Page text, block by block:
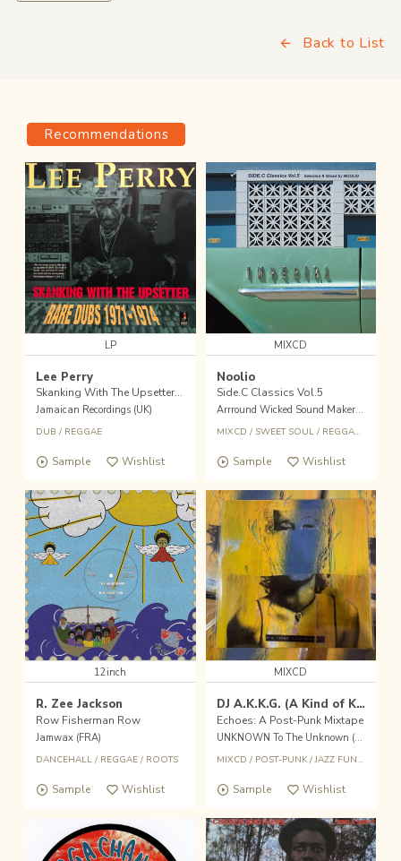
Back to List
Recommendations
LP
Lee Perry
Skanking With The Upsetter - Rare Dubs 1971-1974
Jamaican Recordings (UK)
DUB / REGGAE
Sample Wishlist
MIXCD
Noolio
Side.C Classics Vol.5
Arrround Wicked Sound Maker (JPN)
MIXCD / SWEET SOUL/ REGGAE /
Sample Wishlist
12inch
R. Zee Jackson
Row Fisherman Row
Jamwax (FRA)
DANCEHALL/ REGGAE/ ROOTS
Sample Wishlist
MIXCD
DJ A.K.K.G. (A Kind of Knowledge Girl)
Echoes: A Post-Punk Mixtape
UNKNOWN To The Unknown (JPN)
MIXCD / POST-PUNK/JAZZ FUNK /
Sample Wishlist